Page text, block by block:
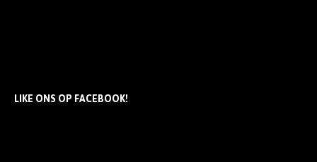
LIKE ONS OP FACEBOOK!